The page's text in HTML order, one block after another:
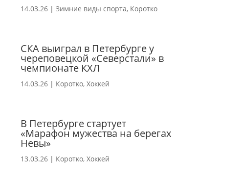
14.03.26| Зимние виды спорта, Коротко
СКА выиграл в Петербурге у
череповецкой «Северстали» в
чемпионате КХЛ
14.03.26| Коротко, Хоккей
В Петербурге стартует
«Марафон мужества на берегах
Невы»
13.03.26| Коротко, Хоккей